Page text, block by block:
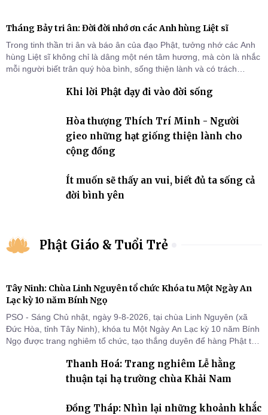
Tháng Bảy tri ân: Đời đời nhớ ơn các Anh hùng Liệt sĩ
Trong tinh thần tri ân và báo ân của đạo Phật, tưởng nhớ các Anh
hùng Liệt sĩ không chỉ là dâng một nén tâm hương, mà còn là nhắc
mỗi người biết trân quý hòa bình, sống thiện lành và có trách
Khi lời Phật dạy đi vào đời sống
Hòa thượng Thích Trí Minh - Người
gieo những hạt giống thiện lành cho
cộng đồng
Ít muốn sẽ thấy an vui, biết đủ ta sống cả
đời bình yên
Phật Giáo & Tuổi Trẻ
Tây Ninh: Chùa Linh Nguyên tổ chức Khóa tu Một Ngày An
Lạc kỳ 10 năm Bính Ngọ
PSO - Sáng Chủ nhật, ngày 9-8-2026, tại chùa Linh Nguyên (xã
Đức Hòa, tỉnh Tây Ninh), khóa tu Một Ngày An Lạc kỳ 10 năm Bính
Ngọ được trang nghiêm tổ chức, tạo thắng duyên để hàng Phật tử
đời sống thiện lành.Thanh Hoá: Trang nghiêm Lễ hằng
thuận tại hạ trường chùa Khải Nam
Đồng Tháp: Nhìn lại những khoảnh khắc